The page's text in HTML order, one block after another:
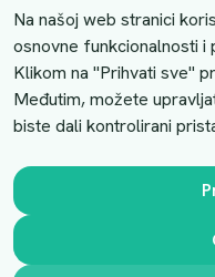
Dostava
Povrati i otkazivanje
Uslovi kupovine
Kontaktirajte nas
Slobodno nas kontaktirajte
Ova stranica je zaštićena
Na našoj web stranici
osnovne funkcionalnosti i
Klikom na "Prihvati sve"
Međutim, možete
biste dali kontrolirani